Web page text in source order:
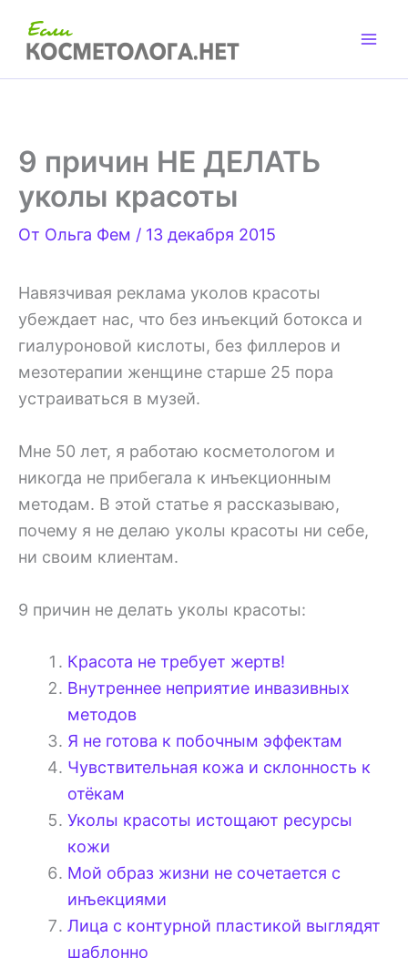
содержимому
9 причин НЕ ДЕЛАТЬ
уколы красоты
От Ольга Фем / 13 декабря 2015
Навязчивая реклама уколов красоты
убеждает нас, что без инъекций ботокса и
гиалуроновой кислоты, без филлеров и
мезотерапии женщине старше 25 пора
устраиваться в музей.
Мне 50 лет, я работаю косметологом и
никогда не прибегала к инъекционным
методам. В этой статье я рассказываю,
почему я не делаю уколы красоты ни себе,
ни своим клиентам.
9 причин не делать уколы красоты:
Красота не требует жертв!
Внутреннее неприятие инвазивных
методов
Я не готова к побочным эффектам
Чувствительная кожа и склонность к
отёкам
Уколы красоты истощают ресурсы
кожи
Мой образ жизни не сочетается с
инъекциями
Лица с контурной пластикой выглядят
шаблонно